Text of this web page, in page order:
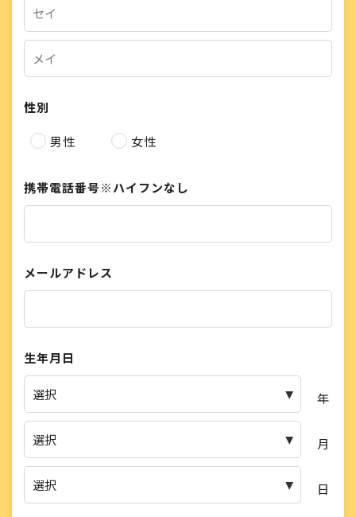
性別
男性 女性
携帯電話番号※ハイフンなし
メールアドレス
生年月日
年
月
日